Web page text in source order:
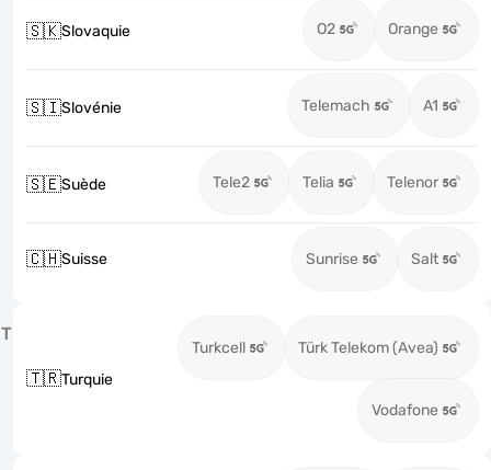
🇸🇰Slovaquie O2 Orange
🇸🇮Slovénie Telemach A1
🇸🇪Suède Tele2 Telia Telenor
🇨🇭Suisse Sunrise Salt
T
🇹🇷Turquie
Turkcell Türk Telekom (Avea)
Vodafone